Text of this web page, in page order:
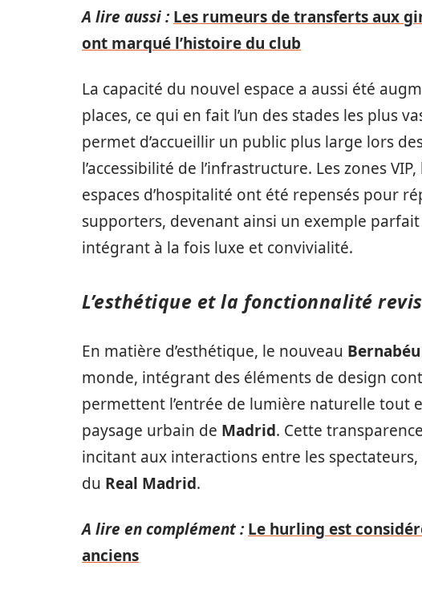
A lire aussi : Les rumeurs de transferts aux
ont marqué l’histoire du club
La capacité du nouvel espace a aussi été
places, ce qui en fait l’un des stades les plus
permet d’accueillir un public plus large lors
l’accessibilité de l’infrastructure. Les zones
espaces d’hospitalité ont été repensés pour
supporters, devenant ainsi un exemple
intégrant à la fois luxe et convivialité.
L’esthétique et la fonctionnalité
En matière d’esthétique, le nouveau Bernabéu
monde, intégrant des éléments de design
permettent l’entrée de lumière naturelle tout
paysage urbain de Madrid. Cette
incitant aux interactions entre les
du Real Madrid.
A lire en complément : Le hurling est
anciens